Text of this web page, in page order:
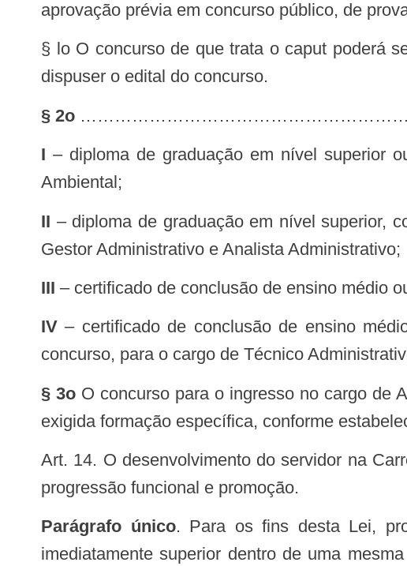
aprovação prévia em concurso público, de
§ lo O concurso de que trata o caput poderá
dispuser o edital do concurso.
§ 2o
– diploma de graduação em nível superior
Ambiental;
II – diploma de graduação em nível superior,
Gestor Administrativo e Analista Administrativo;
III – certificado de conclusão de ensino médio
IV– certificado de conclusão de ensino
concurso, para o cargo de Técnico
§ 3o O concurso para o ingresso no cargo de
exigida formação específica, conforme
progressão funcional e promoção.
Parágrafo único. Para os fins desta Lei,
imediatamente superior dentro de uma